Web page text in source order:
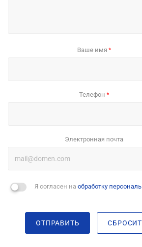
Ваше имя *
Телефон *
Электронная почта
Я согласен на обработку
ОТПРАВИТЬ